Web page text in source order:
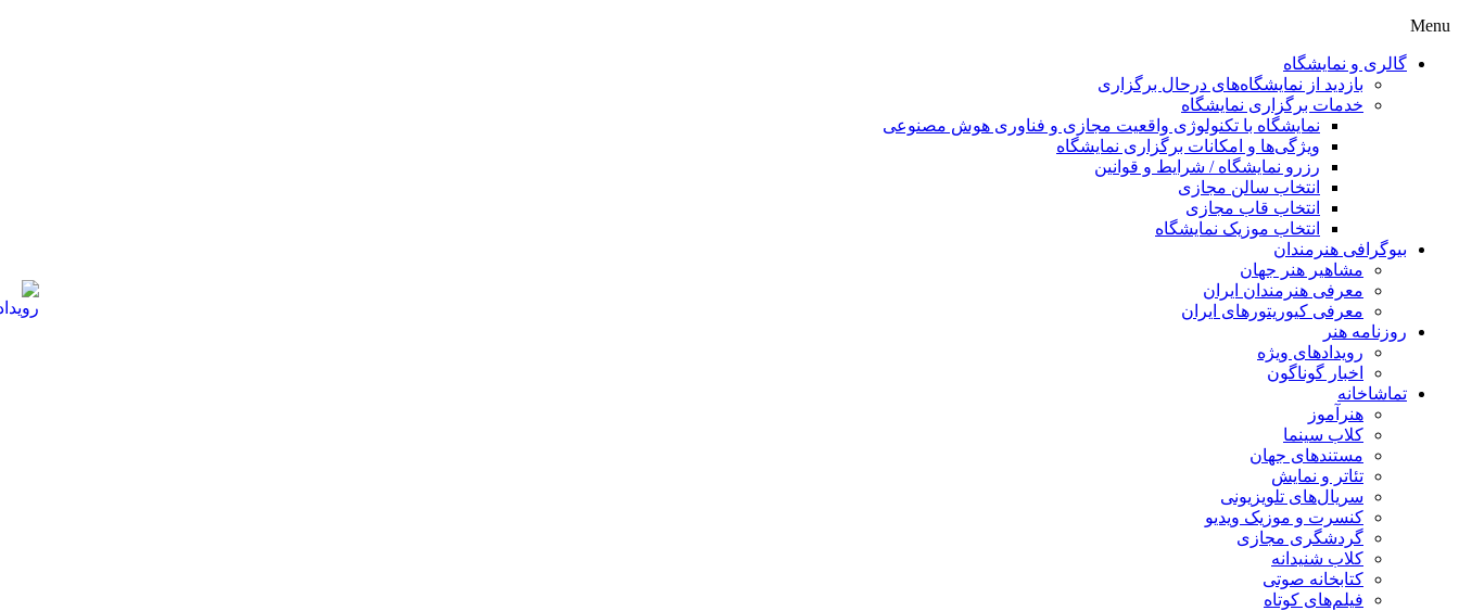
Menu
گالری و نمایشگاه
بازدید از نمایشگاه‌های درحال برگزاری
خدمات برگزاری نمایشگاه
نمایشگاه با تکنولوژی واقعیت مجازی و فناوری هوش مصنوعی
ویژگی‌ها و امکانات برگزاری نمایشگاه
رزرو نمایشگاه / شرایط و قوانین
انتخاب سالن مجازی
انتخاب قاب مجازی
انتخاب موزیک نمایشگاه
بیوگرافی هنرمندان
مشاهیر هنر جهان
معرفی هنرمندان ایران
معرفی کیوریتورهای ایران
روزنامه هنر
رویدادهای ویژه
اخبار گوناگون
تماشاخانه
هنرآموز
کلاب سینما
مستندهای جهان
تئاتر و نمایش
سریال‌های تلویزیونی
کنسرت و موزیک ویدیو
گردشگری مجازی
کلاب شنیدانه
کتابخانه صوتی
فیلم‌های کوتاه